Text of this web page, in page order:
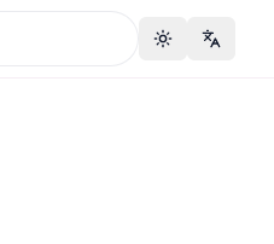
Toggle theme